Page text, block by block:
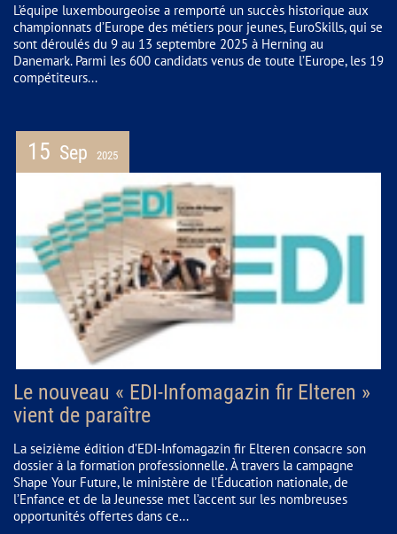
L’équipe luxembourgeoise a remporté un succès historique aux
championnats d’Europe des métiers pour jeunes, EuroSkills, qui se
sont déroulés du 9 au 13 septembre 2025 à Herning au
Danemark. Parmi les 600 candidats venus de toute l’Europe, les 19
compétiteurs...
15 Sep 2025
Le nouveau « EDI-Infomagazin fir Elteren »
vient de paraître
La seizième édition d’EDI-Infomagazin fir Elteren consacre son
dossier à la formation professionnelle. À travers la campagne
Shape Your Future, le ministère de l’Éducation nationale, de
l’Enfance et de la Jeunesse met l’accent sur les nombreuses
opportunités offertes dans ce...